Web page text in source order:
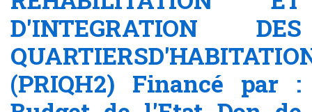
D'INTEGRATION DES
(PRIQH2) Financé par :